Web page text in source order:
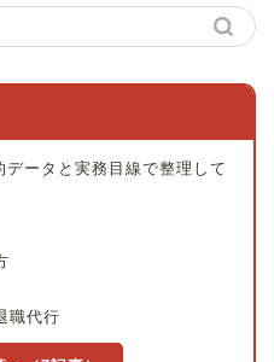
ータと実務目線で整理して
職代行